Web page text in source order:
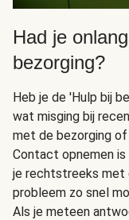
Had je
bezorging?
Heb je de 'Hulp bij
wat misging bij
met de bezorging of
Contact opnemen
je rechtstreeks met
probleem zo snel
Als je meteen